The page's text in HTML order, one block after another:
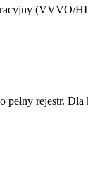
(VVVO/
rejestr.